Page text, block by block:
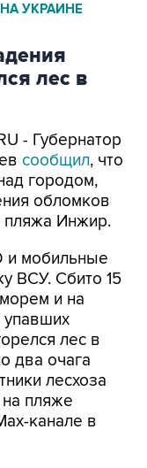
УКРАИНЕ
лес в
- Губернатор
сообщил, что
городом,
обломков
пляжа Инжир.
мобильные
ВСУ. Сбито 15
и на
упавших
лес в
два очага
лесхоза
пляже
канале в